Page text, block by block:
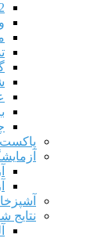
12
نتایج